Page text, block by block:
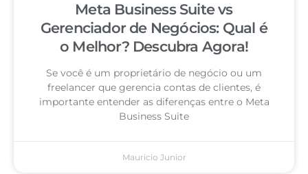
Meta Business Suite vs
Gerenciador de Negócios: Qual é
o Melhor? Descubra Agora!
Se você é um proprietário de negócio ou um
freelancer que gerencia contas de clientes, é
importante entender as diferenças entre o Meta
Business Suite
Mauricio Junior